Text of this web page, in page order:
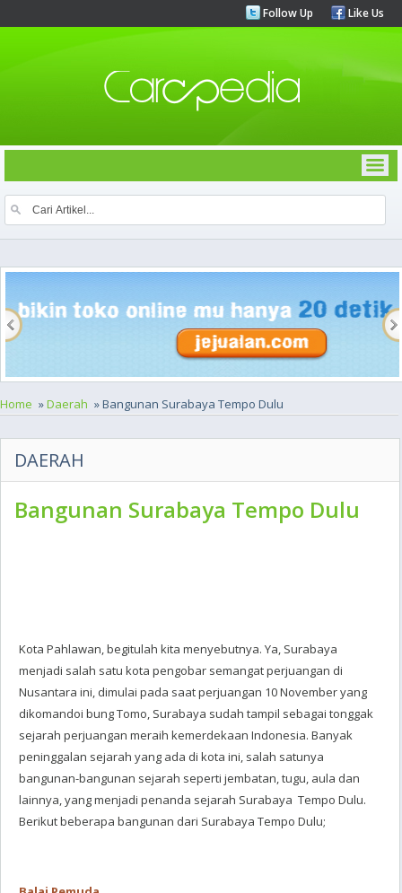
Follow Up Like Us
Home »Daerah » Bangunan Surabaya Tempo Dulu
DAERAH
Bangunan Surabaya Tempo Dulu
Kota Pahlawan, begitulah kita menyebutnya. Ya, Surabaya
menjadi salah satu kota pengobar semangat perjuangan di
Nusantara ini, dimulai pada saat perjuangan 10 November yang
dikomandoi bung Tomo, Surabaya sudah tampil sebagai tonggak
sejarah perjuangan meraih kemerdekaan Indonesia. Banyak
peninggalan sejarah yang ada di kota ini, salah satunya
bangunan-bangunan sejarah seperti jembatan, tugu, aula dan
lainnya, yang menjadi penanda sejarah Surabaya Tempo Dulu.
Berikut beberapa bangunan dari Surabaya Tempo Dulu;